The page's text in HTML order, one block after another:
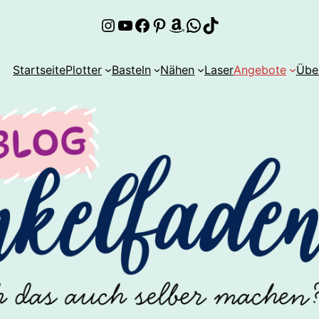
Instagram
YouTube
Facebook
Pinterest
Amazon
WhatsApp
TikTok
StartseitePlotter Basteln Nähen LaserAngebote